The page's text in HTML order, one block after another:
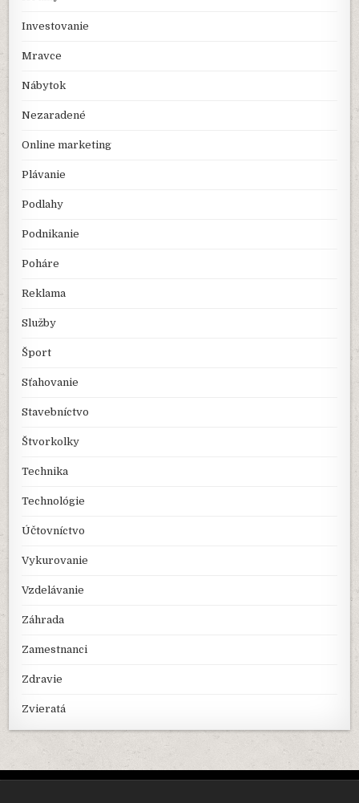
Investovanie
Mravce
Nábytok
Nezaradené
Online marketing
Plávanie
Podlahy
Podnikanie
Poháre
Reklama
Služby
Šport
Sťahovanie
Stavebníctvo
Štvorkolky
Technika
Technológie
Účtovníctvo
Vykurovanie
Vzdelávanie
Záhrada
Zamestnanci
Zdravie
Zvieratá